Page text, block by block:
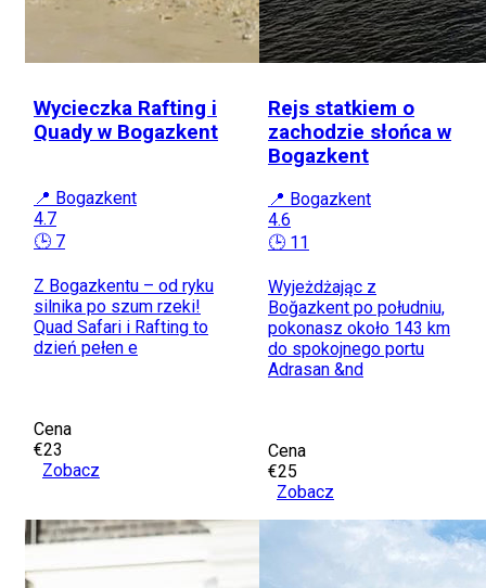
Wycieczka Rafting i
Quady w Bogazkent
📍 Bogazkent
4.7
🕒 7
Z Bogazkentu – od ryku
silnika po szum rzeki!
Quad Safari i Rafting to
dzień pełen e
Cena
€23
Zobacz
Rejs statkiem o
zachodzie słońca w
Bogazkent
📍 Bogazkent
4.6
🕒 11
Wyjeżdżając z
Boğazkent po południu,
pokonasz około 143 km
do spokojnego portu
Adrasan &nd
Cena
€25
Zobacz